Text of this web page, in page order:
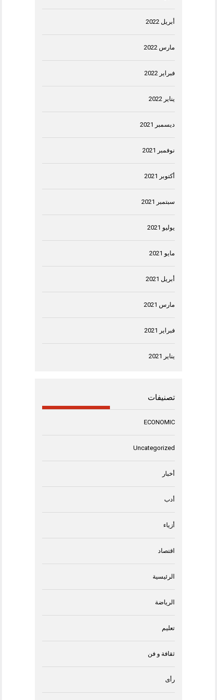
أبريل 2022
مارس 2022
فبراير 2022
يناير 2022
ديسمبر 2021
نوفمبر 2021
أكتوبر 2021
سبتمبر 2021
يوليو 2021
مايو 2021
أبريل 2021
مارس 2021
فبراير 2021
يناير 2021
تصنيفات
ECONOMIC
Uncategorized
أخبار
أدب
أزياء
اقتصاد
الرئيسية
الرياضة
تعليم
ثقافة و فن
رأى